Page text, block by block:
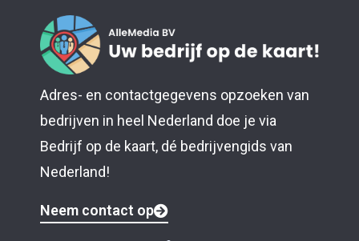
Adres- en contactgegevens opzoeken van
bedrijven in heel Nederland doe je via
Bedrijf op de kaart, dé bedrijvengids van
Nederland!
Neem contact op